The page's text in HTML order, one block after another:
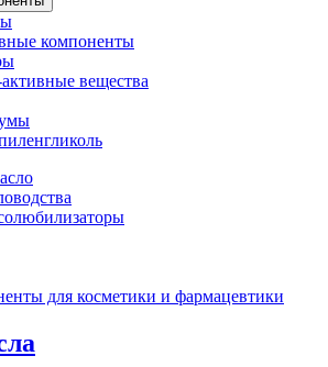
компоненты
вещества
для косметики и фармацевтики